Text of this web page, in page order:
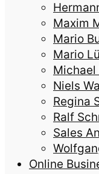
Maxim
Mario
Mario
Michael
Niels
Regina
Ralf
Sales
Online